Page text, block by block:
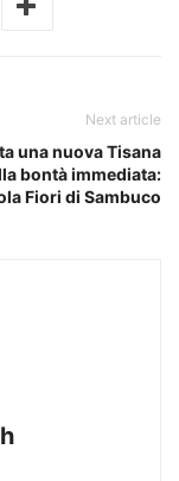
Next article
una nuova Tisana
bontà immediata:
Fiori di Sambuco